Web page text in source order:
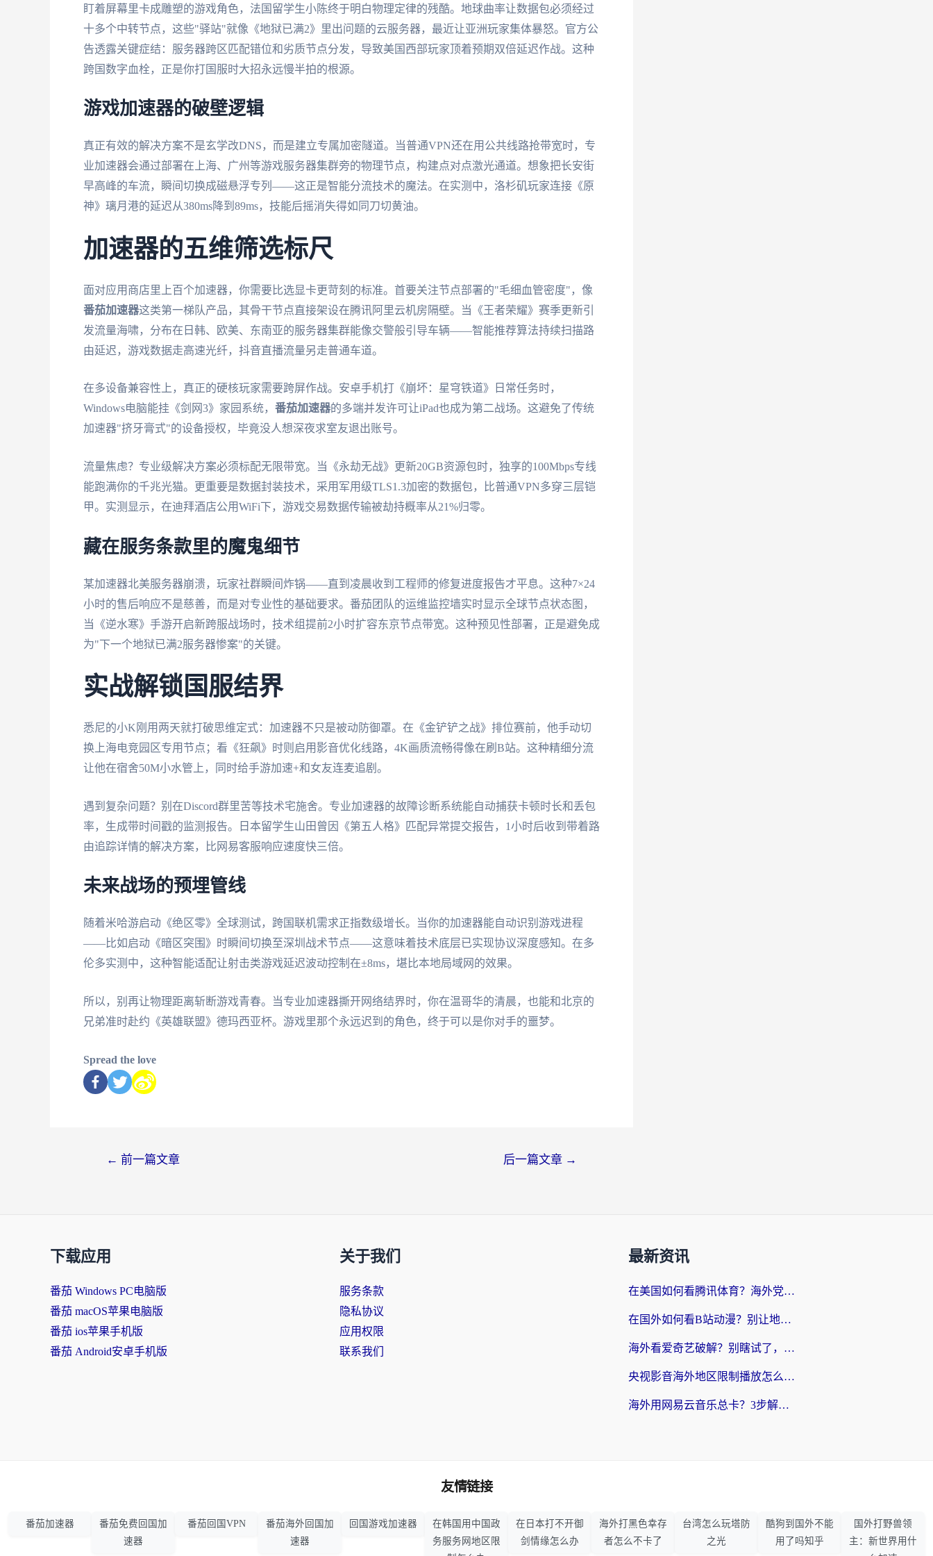
盯着屏幕里卡成雕塑的游戏角色，法国留学生小陈终于明白物理定律的残酷。地球曲率让数据包必须经过
十多个中转节点，这些"驿站"就像《地狱已满2》里出问题的云服务器，最近让亚洲玩家集体暴怒。官方公
告透露关键症结：服务器跨区匹配错位和劣质节点分发，导致美国西部玩家顶着预期双倍延迟作战。这种
跨国数字血栓，正是你打国服时大招永远慢半拍的根源。
游戏加速器的破壁逻辑
真正有效的解决方案不是玄学改DNS，而是建立专属加密隧道。当普通VPN还在用公共线路抢带宽时，专
业加速器会通过部署在上海、广州等游戏服务器集群旁的物理节点，构建点对点激光通道。想象把长安街
早高峰的车流，瞬间切换成磁悬浮专列——这正是智能分流技术的魔法。在实测中，洛杉矶玩家连接《原
神》璃月港的延迟从380ms降到89ms，技能后摇消失得如同刀切黄油。
加速器的五维筛选标尺
面对应用商店里上百个加速器，你需要比选显卡更苛刻的标准。首要关注节点部署的"毛细血管密度"，像
番茄加速器这类第一梯队产品，其骨干节点直接架设在腾讯阿里云机房隔壁。当《王者荣耀》赛季更新引
发流量海啸，分布在日韩、欧美、东南亚的服务器集群能像交警般引导车辆——智能推荐算法持续扫描路
由延迟，游戏数据走高速光纤，抖音直播流量另走普通车道。
在多设备兼容性上，真正的硬核玩家需要跨屏作战。安卓手机打《崩坏：星穹铁道》日常任务时，
Windows电脑能挂《剑网3》家园系统， 番茄加速器的多端并发许可让iPad也成为第二战场。这避免了传统
加速器"挤牙膏式"的设备授权，毕竟没人想深夜求室友退出账号。
流量焦虑？专业级解决方案必须标配无限带宽。当《永劫无战》更新20GB资源包时，独享的100Mbps专线
能跑满你的千兆光猫。更重要是数据封装技术，采用军用级TLS1.3加密的数据包，比普通VPN多穿三层铠
甲。实测显示，在迪拜酒店公用WiFi下，游戏交易数据传输被劫持概率从21%归零。
藏在服务条款里的魔鬼细节
某加速器北美服务器崩溃，玩家社群瞬间炸锅——直到凌晨收到工程师的修复进度报告才平息。这种7×24
小时的售后响应不是慈善，而是对专业性的基础要求。番茄团队的运维监控墙实时显示全球节点状态图，
当《逆水寒》手游开启新跨服战场时，技术组提前2小时扩容东京节点带宽。这种预见性部署，正是避免成
为"下一个地狱已满2服务器惨案"的关键。
实战解锁国服结界
悉尼的小K刚用两天就打破思维定式：加速器不只是被动防御罩。在《金铲铲之战》排位赛前，他手动切
换上海电竞园区专用节点；看《狂飙》时则启用影音优化线路，4K画质流畅得像在刷B站。这种精细分流
让他在宿舍50M小水管上，同时给手游加速+和女友连麦追剧。
遇到复杂问题？别在Discord群里苦等技术宅施舍。专业加速器的故障诊断系统能自动捕获卡顿时长和丢包
率，生成带时间戳的监测报告。日本留学生山田曾因《第五人格》匹配异常提交报告，1小时后收到带着路
由追踪详情的解决方案，比网易客服响应速度快三倍。
未来战场的预埋管线
随着米哈游启动《绝区零》全球测试，跨国联机需求正指数级增长。当你的加速器能自动识别游戏进程
——比如启动《暗区突围》时瞬间切换至深圳战术节点——这意味着技术底层已实现协议深度感知。在多
伦多实测中，这种智能适配让射击类游戏延迟波动控制在±8ms，堪比本地局域网的效果。
所以，别再让物理距离斩断游戏青春。当专业加速器撕开网络结界时，你在温哥华的清晨，也能和北京的
兄弟准时赴约《英雄联盟》德玛西亚杯。游戏里那个永远迟到的角色，终于可以是你对手的噩梦。
Spread the love
← 前一篇文章 后一篇文章 →
下载应用
番茄 Windows PC电脑版
番茄 macOS苹果电脑版
番茄 ios苹果手机版
番茄 Android安卓手机版
关于我们
服务条款
隐私协议
应用权限
联系我们
最新资讯
在美国如何看腾讯体育？海外党解锁NBA欧洲杯直播的终极攻略
在国外如何看B站动漫？别让地区限制打断你的追番节奏
海外看爱奇艺破解？别瞎试了，这才是留学生华人追剧看球的正确打开方式
央视影音海外地区限制播放怎么办？海外党亲测有效的回国加速指南
海外用网易云音乐总卡？3步解决版权限制+卡顿，还能听喜马拉雅！
友情链接
番茄加速器
番茄免费回国加
速器
番茄回国VPN
番茄海外回国加
速器
回国游戏加速器
在韩国用中国政
务服务网地区限
在日本打不开御
剑情缘怎么办
海外打黑色幸存
者怎么不卡了
台湾怎么玩塔防
之光
酷狗到国外不能
用了吗知乎
国外打野兽领
主：新世界用什